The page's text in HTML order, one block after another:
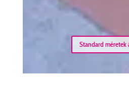
Standard méretek